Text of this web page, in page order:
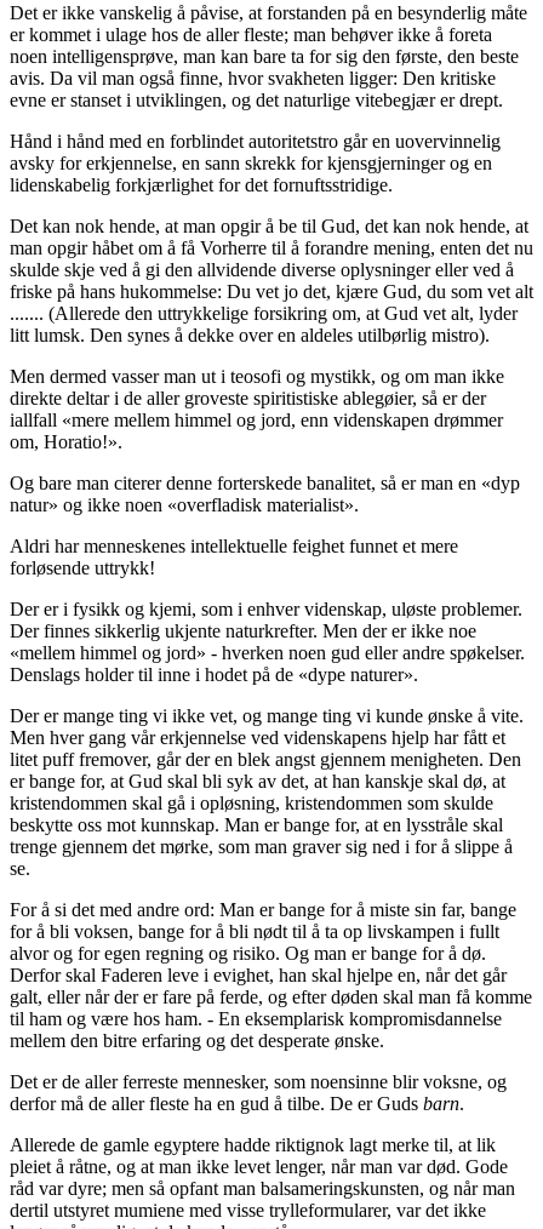
Det er ikke vanskelig å påvise, at forstanden på en besynderlig måte
er kommet i ulage hos de aller fleste; man behøver ikke å foreta
noen intelligensprøve, man kan bare ta for sig den første, den beste
avis. Da vil man også finne, hvor svakheten ligger: Den kritiske
evne er stanset i utviklingen, og det naturlige vitebegjær er drept.
Hånd i hånd med en forblindet autoritetstro går en uovervinnelig
avsky for erkjennelse, en sann skrekk for kjensgjerninger og en
lidenskabelig forkjærlighet for det fornuftsstridige.
Det kan nok hende, at man opgir å be til Gud, det kan nok hende, at
man opgir håbet om å få Vorherre til å forandre mening, enten det nu
skulde skje ved å gi den allvidende diverse oplysninger eller ved å
friske på hans hukommelse: Du vet jo det, kjære Gud, du som vet alt
....... (Allerede den uttrykkelige forsikring om, at Gud vet alt, lyder
litt lumsk. Den synes å dekke over en aldeles utilbørlig mistro).
Men dermed vasser man ut i teosofi og mystikk, og om man ikke
direkte deltar i de aller groveste spiritistiske ablegøier, så er der
iallfall «mere mellem himmel og jord, enn videnskapen drømmer
om, Horatio!».
Og bare man citerer denne forterskede banalitet, så er man en «dyp
natur» og ikke noen «overfladisk materialist».
Aldri har menneskenes intellektuelle feighet funnet et mere
forløsende uttrykk!
Der er i fysikk og kjemi, som i enhver videnskap, uløste problemer.
Der finnes sikkerlig ukjente naturkrefter. Men der er ikke noe
«mellem himmel og jord» - hverken noen gud eller andre spøkelser.
Denslags holder til inne i hodet på de «dype naturer».
Der er mange ting vi ikke vet, og mange ting vi kunde ønske å vite.
Men hver gang vår erkjennelse ved videnskapens hjelp har fått et
litet puff fremover, går der en blek angst gjennem menigheten. Den
er bange for, at Gud skal bli syk av det, at han kanskje skal dø, at
kristendommen skal gå i opløsning, kristendommen som skulde
beskytte oss mot kunnskap. Man er bange for, at en lysstråle skal
trenge gjennem det mørke, som man graver sig ned i for å slippe å
se.
For å si det med andre ord: Man er bange for å miste sin far, bange
for å bli voksen, bange for å bli nødt til å ta op livskampen i fullt
alvor og for egen regning og risiko. Og man er bange for å dø.
Derfor skal Faderen leve i evighet, han skal hjelpe en, når det går
galt, eller når der er fare på ferde, og efter døden skal man få komme
til ham og være hos ham. - En eksemplarisk kompromisdannelse
mellem den bitre erfaring og det desperate ønske.
Det er de aller ferreste mennesker, som noensinne blir voksne, og
derfor må de aller fleste ha en gud å tilbe. De er Guds barn.
Allerede de gamle egyptere hadde riktignok lagt merke til, at lik
pleiet å råtne, og at man ikke levet lenger, når man var død. Gode
råd var dyre; men så opfant man balsameringskunsten, og når man
dertil utstyret mumiene med visse trylleformularer, var det ikke